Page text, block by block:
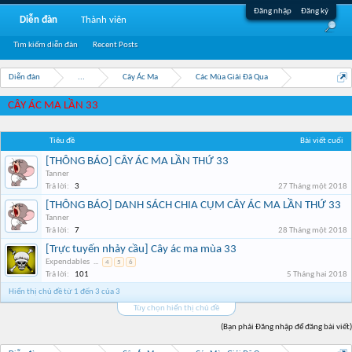
Đăng nhập Đăng ký
Diễn đàn ... Cây Ác Ma Các Mùa Giải Đã Qua
CÂY ÁC MA LẦN 33
Tiêu đề Bài viết cuối
[THÔNG BÁO] CÂY ÁC MA LẦN THỨ 33
Tanner
Trả lời:
3 27 Tháng một 2018
[THÔNG BÁO] DANH SÁCH CHIA CỤM CÂY ÁC MA LẦN THỨ 33
Tanner
Trả lời:
7 28 Tháng một 2018
[Trực tuyến nhảy cầu] Cây ác ma mùa 33
Expendables ... 4 5 6
Trả lời: 101
5 Tháng hai 2018
Hiển thị chủ đề từ 1 đến 3 của 3
Tùy chọn hiển thị chủ đề
(Bạn phải Đăng nhập để đăng bài viết)
Diễn đàn
Tìm kiếm diễn đàn Recent Posts
Thành viên